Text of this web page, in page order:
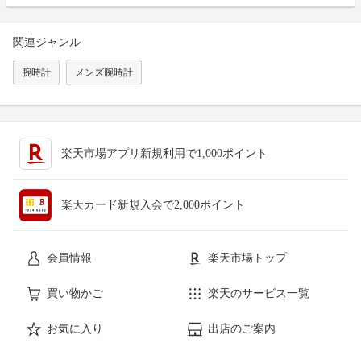
関連ジャンル
腕時計 メンズ腕時計
楽天市場アプリ新規利用で1,000ポイント
楽天カード新規入会で2,000ポイント
会員情報 楽天市場トップ
買い物かご 楽天のサービス一覧
お気に入り 出店のご案内